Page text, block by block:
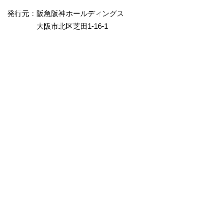
発行元：阪急阪神ホールディングス
大阪市北区芝田1-16-1